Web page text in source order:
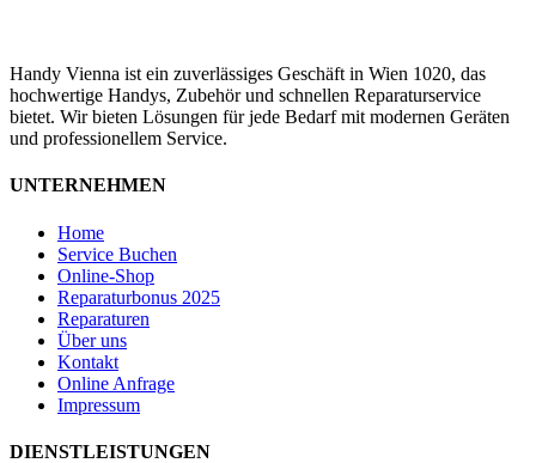
Handy Vienna ist ein zuverlässiges Geschäft in Wien 1020, das
hochwertige Handys, Zubehör und schnellen Reparaturservice
bietet. Wir bieten Lösungen für jede Bedarf mit modernen Geräten
und professionellem Service.
UNTERNEHMEN
Home
Service Buchen
Online-Shop
Reparaturbonus 2025
Reparaturen
Über uns
Kontakt
Online Anfrage
Impressum
DIENSTLEISTUNGEN